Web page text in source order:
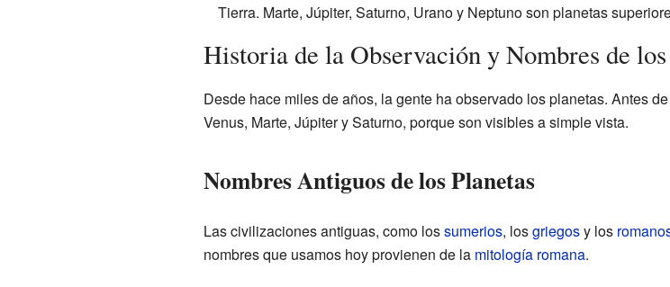
Tierra. Marte, Júpiter, Saturno, Urano y Neptuno son planetas
Historia de la Observación y Nombres de
Desde hace miles de años, la gente ha observado los planetas. Antes
Venus, Marte, Júpiter y Saturno, porque son visibles a simple vista.
Nombres Antiguos de los Planetas
Las civilizaciones antiguas, como lossumerios, losgriegosy los
nombres que usamos hoy provienen de la mitología romana.